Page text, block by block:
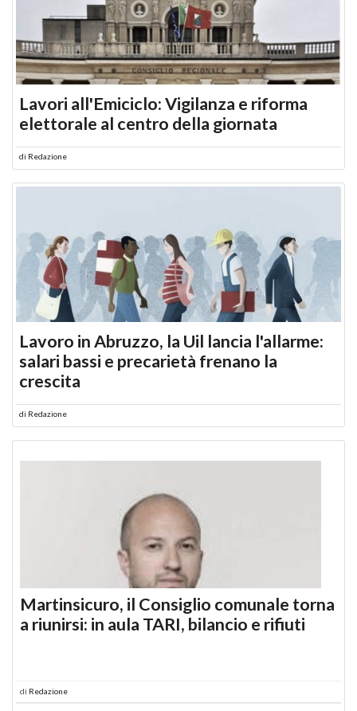
Lavori all'Emiciclo: Vigilanza e riforma
elettorale al centro della giornata
di Redazione
Lavoro in Abruzzo, la Uil lancia l'allarme:
salari bassi e precarietà frenano la
crescita
di Redazione
Martinsicuro, il Consiglio comunale torna
a riunirsi: in aula TARI, bilancio e rifiuti
di Redazione